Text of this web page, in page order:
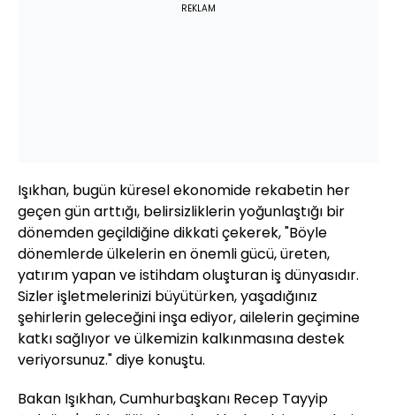
REKLAM
Işıkhan, bugün küresel ekonomide rekabetin her
geçen gün arttığı, belirsizliklerin yoğunlaştığı bir
dönemden geçildiğine dikkati çekerek, "Böyle
dönemlerde ülkelerin en önemli gücü, üreten,
yatırım yapan ve istihdam oluşturan iş dünyasıdır.
Sizler işletmelerinizi büyütürken, yaşadığınız
şehirlerin geleceğini inşa ediyor, ailelerin geçimine
katkı sağlıyor ve ülkemizin kalkınmasına destek
veriyorsunuz." diye konuştu.
Bakan Işıkhan, Cumhurbaşkanı Recep Tayyip